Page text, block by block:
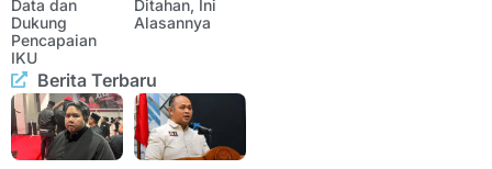
Data dan
Dukung
Pencapaian
IKU
Ditahan, Ini
Alasannya
Berita Terbaru